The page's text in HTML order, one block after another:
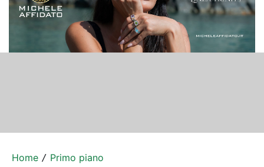
Home / Primo piano